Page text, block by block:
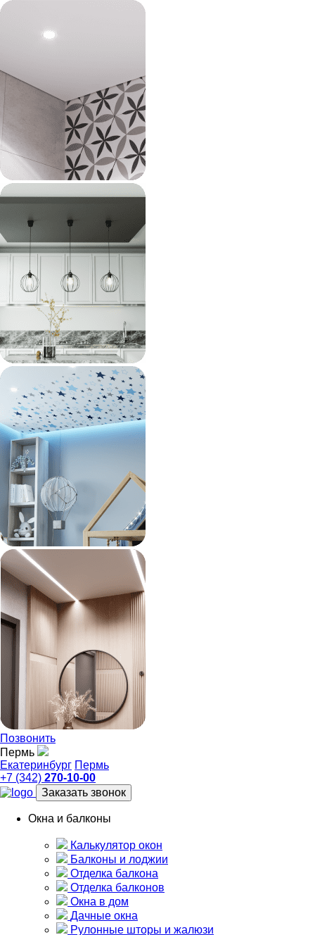
Позвонить
Пермь
Екатеринбург Пермь
+7 (342) 270-10-00
Заказать звонок
Окна и балконы
Калькулятор окон
Балконы и лоджии
Отделка балкона
Отделка балконов
Окна в дом
Дачные окна
Рулонные шторы и жалюзи